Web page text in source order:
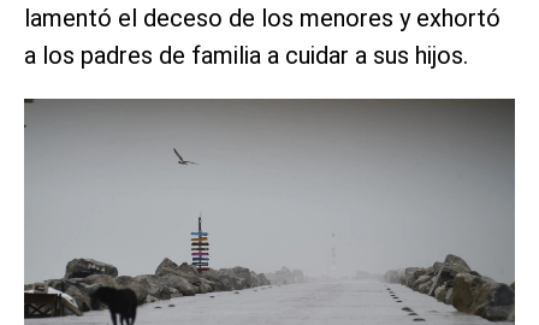
lamentó el deceso de los menores y exhortó
a los padres de familia a cuidar a sus hijos.